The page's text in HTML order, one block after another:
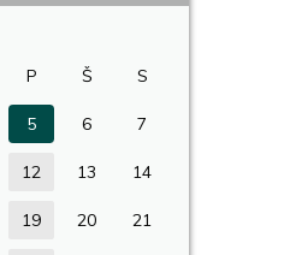
P Š S
5 6 7
12 13 14
19 20 21